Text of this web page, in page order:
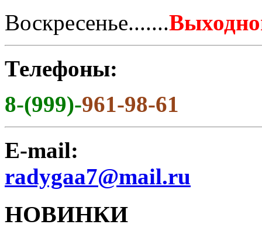
Воскресенье.......
Телефоны:
8-(999)-961-98-61
E-mail:
radygaa7@mail.ru
НОВИНКИ